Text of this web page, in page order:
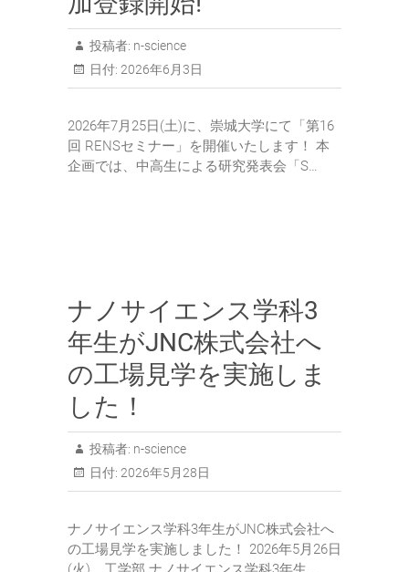
投稿者: n-science
日付: 2026年6月3日
2026年7月25日(土)に、崇城大学にて「第16
回 RENSセミナー」を開催いたします！ 本
企画では、中高生による研究発表会「S…
ナノサイエンス学科3
年生がJNC株式会社へ
の工場見学を実施しま
した！
投稿者: n-science
日付: 2026年5月28日
ナノサイエンス学科3年生がJNC株式会社へ
の工場見学を実施しました！ 2026年5月26日